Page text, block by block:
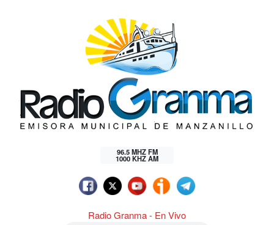
96.5 MHZ FM
1000 KHZ AM
Radio Granma - En Vivo